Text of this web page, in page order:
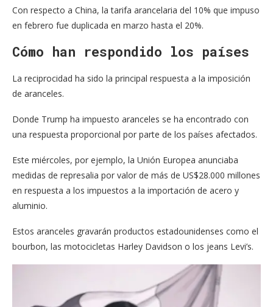
Con respecto a China, la tarifa arancelaria del 10% que impuso
en febrero fue duplicada en marzo hasta el 20%.
Cómo han respondido los países
La reciprocidad ha sido la principal respuesta a la imposición
de aranceles.
Donde Trump ha impuesto aranceles se ha encontrado con
una respuesta proporcional por parte de los países afectados.
Este miércoles, por ejemplo, la Unión Europea anunciaba
medidas de represalia por valor de más de US$28.000 millones
en respuesta a los impuestos a la importación de acero y
aluminio.
Estos aranceles gravarán productos estadounidenses como el
bourbon, las motocicletas Harley Davidson o los jeans Levi’s.